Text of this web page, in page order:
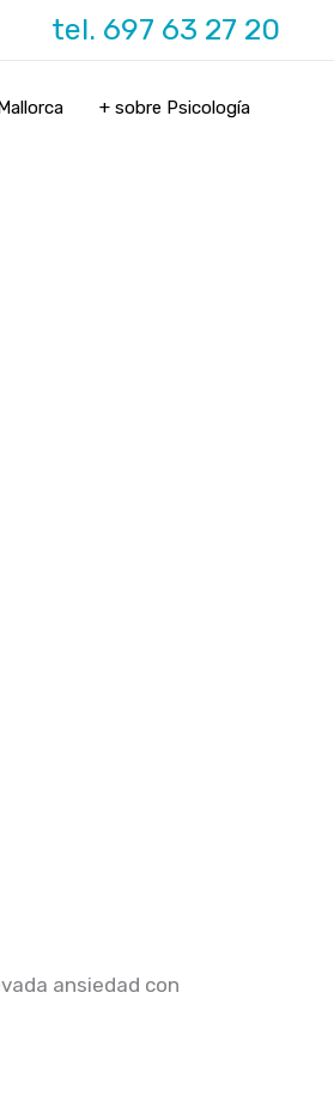
tel. 697 63 27 20
+ sobre Psicología
ansiedad con